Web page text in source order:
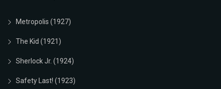
Metropolis (1927)
The Kid (1921)
Sherlock Jr. (1924)
Safety Last! (1923)